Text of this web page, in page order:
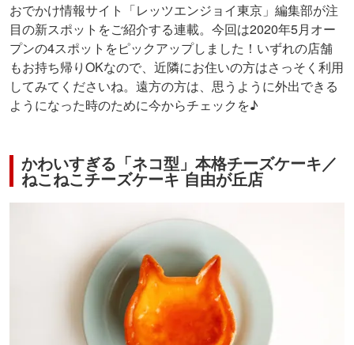
おでかけ情報サイト「レッツエンジョイ東京」編集部が注
目の新スポットをご紹介する連載。今回は2020年5月オー
プンの4スポットをピックアップしました！いずれの店舗
もお持ち帰りOKなので、近隣にお住いの方はさっそく利用
してみてくださいね。遠方の方は、思うように外出できる
ようになった時のために今からチェックを♪
かわいすぎる「ネコ型」本格チーズケーキ／
ねこねこチーズケーキ 自由が丘店